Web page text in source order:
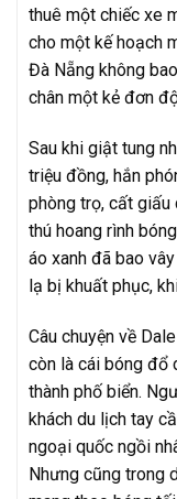
thuê một chiếc xe
cho một kế hoạch
Đà Nẵng không
chân một kẻ đơn
Sau khi giật tung
triệu đồng, hắn
phòng trọ, cất giấu
thú hoang rình
áo xanh đã bao
lạ bị khuất phục,
Câu chuyện về
còn là cái bóng đổ
thành phố biển.
khách du lịch tay
ngoại quốc ngồi
Nhưng cũng trong